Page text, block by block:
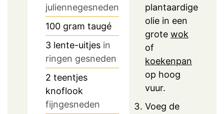
juliennegesneden
100 gram taugé
3 lente-uitjes in
ringen gesneden
2 teentjes
knoflook
fijngesneden
plantaardige
olie in een
grote wok
of
koekenpan
op hoog
vuur.
Voeg de